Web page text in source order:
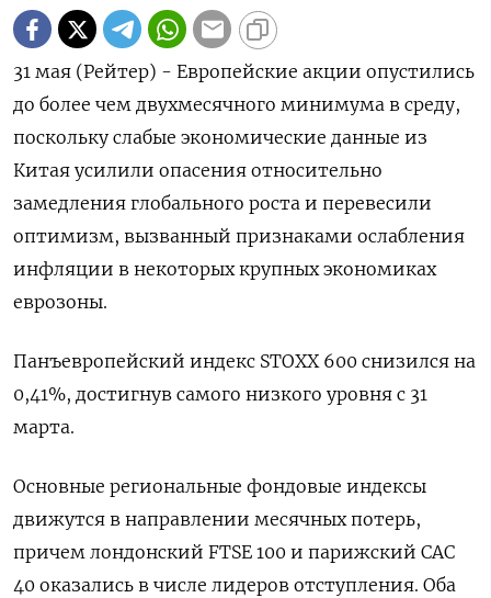
31 мая (Рейтер) - Европейские акции опустились
до более чем двухмесячного минимума в среду,
поскольку слабые экономические данные из
Китая усилили опасения относительно
замедления глобального роста и перевесили
оптимизм, вызванный признаками ослабления
инфляции в некоторых крупных экономиках
еврозоны.
Панъевропейский индекс STOXX 600 снизился на
0,41%, достигнув самого низкого уровня с 31
марта.
Основные региональные фондовые индексы
движутся в направлении месячных потерь,
причем лондонский FTSE 100 и парижский CAC
40 оказались в числе лидеров отступления. Оба